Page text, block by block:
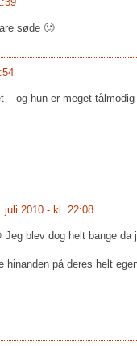
søde 🙂
– og hun er meget
juli 2010 - kl. 22:08
Jeg blev dog helt bange
hinanden på deres helt